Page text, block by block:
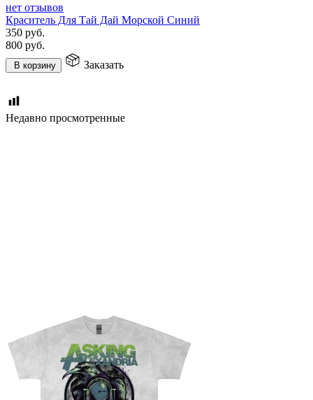
нет отзывов
Краситель Для Тай Дай Морской Синий
350 руб.
800 руб.
В корзину Заказать
Недавно просмотренные